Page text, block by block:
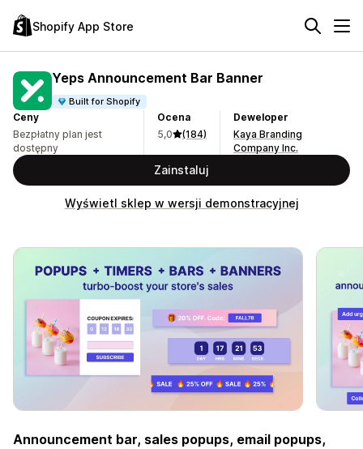
Shopify App Store
Yeps Announcement Bar Banner
Built for Shopify
Ceny
Bezpłatny plan jest
dostępny
Ocena
5,0
(184)
Deweloper
Kaya Branding
Company Inc.
Zainstaluj
Wyświetl sklep w wersji demonstracyjnej
Announcement bar, sales popups, email popups,